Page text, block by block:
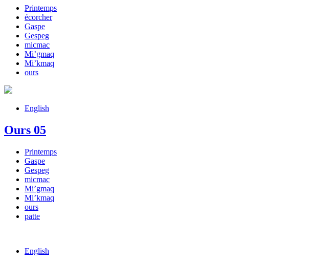
Printemps
écorcher
Gaspe
Gespeg
micmac
Mi’gmaq
Mi’kmaq
ours
English
Ours 05
Printemps
Gaspe
Gespeg
micmac
Mi’gmaq
Mi’kmaq
ours
patte
English